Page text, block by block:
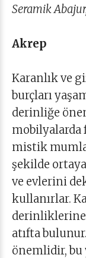
Seramik
Akrep
Karanlık ve
burçları
derinliğe
mobilyalarda
mistik
şekilde
ve evlerini
kullanırlar.
derinliklerine
atıfta
önemlidir,